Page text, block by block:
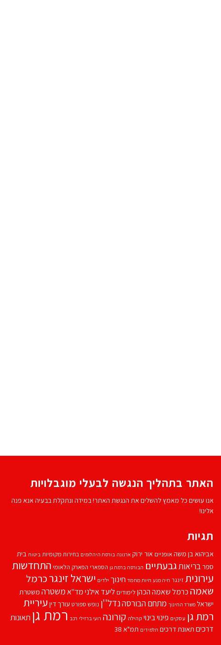
האתר בתהליך הנגשה לבעלי מוגבלויות
אנו עושים כל מאמץ להשלים את הנגשת האתר! במידה ונתקלת בבעיה אנא פנה
אלינו!
תגיות
אביהוא בן משהאופניים אור ירוק ארנונה בורסת היהלומים בחירות מקומיות ביטוח בית
ספרבריאותגבעתיים הבורסה ברמת גן הספארי הפארק הלאומי התחדשות
עירוניתזינגר חיה מנע חיות מחמד חינוך ילדים ישראל זינגרכרמל
שאמה כרמל שאמה הכהן לימודים ליעד אילנימד''אמשטרה משטרת
ישראל משרד החינוך מתחם הבורסהנדל''ן נופש ספורט עורך דין עיריית
רמת גן עסקים פינוי בינוי קהילה קורונה רועי ברזילי רכב רמת גן תאונות
דרכים תאונת דרכים תלמידים תמ"א 38